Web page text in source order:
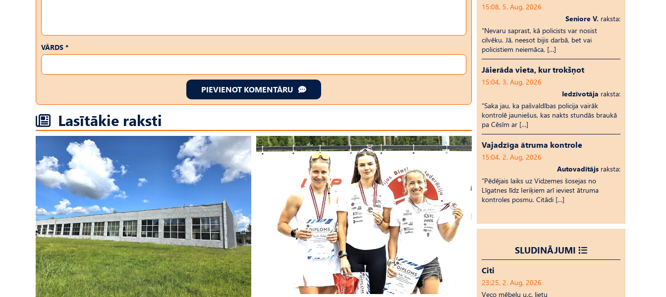
VĀRDS *
PIEVIENOT KOMENTĀRU
Lasītākie raksti
15:08, 5. Aug, 2026
Seniore V. raksta:
“Nevaru saprast, kā policists var nosist
cilvēku. Jā, neesot bijis darbā, bet vai
policistiem neiemāca, […]
Jāierāda vieta, kur trokšņot
15:04, 3. Aug, 2026
Iedzīvotāja raksta:
“Saka jau, ka pašvaldības policija vairāk
kontrolē jauniešus, kas nakts stundās braukā
pa Cēsīm ar […]
Vajadzīga ātruma kontrole
15:04, 2. Aug, 2026
Autovadītājs raksta:
“Pēdējais laiks uz Vid­ze­mes šosejas no
Līgatnes līdz Ieriķiem arī ieviest ātruma
kontroles posmu. Citādi […]
SLUDINĀJUMI
Citi
23:25, 2. Aug, 2026
Veco mēbeļu u.c. lietu